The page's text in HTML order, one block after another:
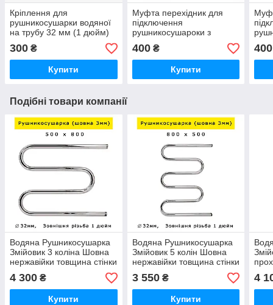
Кріплення для
рушникосушарки водяної
на трубу 32 мм (1 дюйм)
регульоване з нержавійки
не ржавіючої сталі,
гарантія
300 ₴
Купити
Муфта перехідник для
підключення
рушникосушароки з
нержавійки нержавіючої
сталі з'єднувальна 1
дюйма на 1/2 дюйма
внутрішня різьба
400₴
Купити
400
Подібні товари компанії
Водяна Рушникосушарка
Змійовик 3 коліна Шовна
нержавійки товщина стінки
нержавіючої сталі 500х800
гарантія
4 300 ₴
Купити
Водяна Рушникосушарка
Змійовик 5 колін Шовна
нержавійки товщина стінки
3 мм Змійка П'ятиколінка
нержавіючої сталі 800х500
гарантія
3 550₴
Купити
4